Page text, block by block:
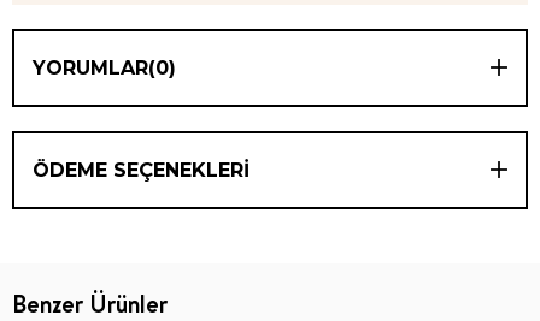
YORUMLAR(0)
ÖDEME SEÇENEKLERI
Benzer Ürünler